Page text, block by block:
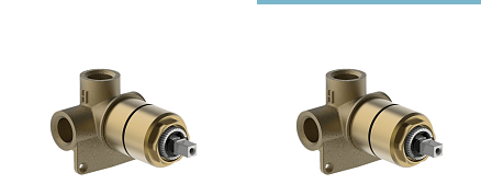
другие цвета
Фактура